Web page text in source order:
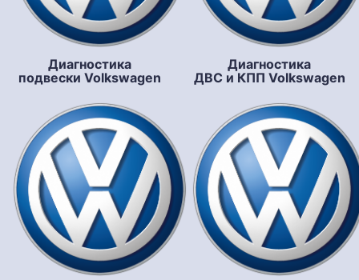
Диагностика
подвески Volkswagen
Диагностика
ДВС и КПП Volkswagen